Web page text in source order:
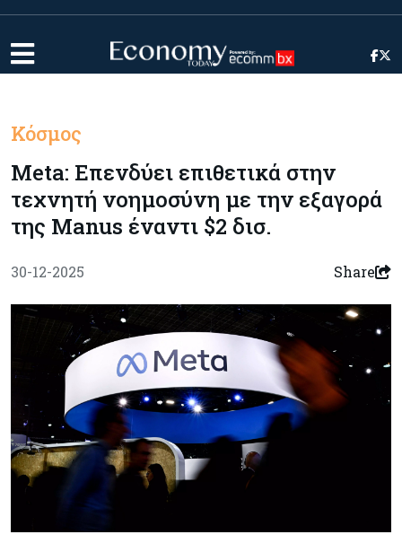
Κόσμος
Meta: Επενδύει επιθετικά στην
τεχνητή νοημοσύνη με την εξαγορά
της Manus έναντι $2 δισ.
30-12-2025 Share